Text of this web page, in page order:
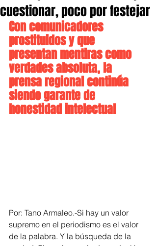
cuestionar, poco por festejar
Con comunicadores
prostituidos y que
presentan mentiras como
verdades absoluta, la
prensa regional continúa
siendo garante de
honestidad intelectual
Por: Tano Armaleo.-Si hay un valor
supremo en el periodismo es el valor
de la palabra. Y la búsqueda de la